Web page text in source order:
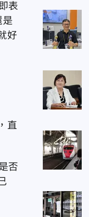
表
是
好
直
否